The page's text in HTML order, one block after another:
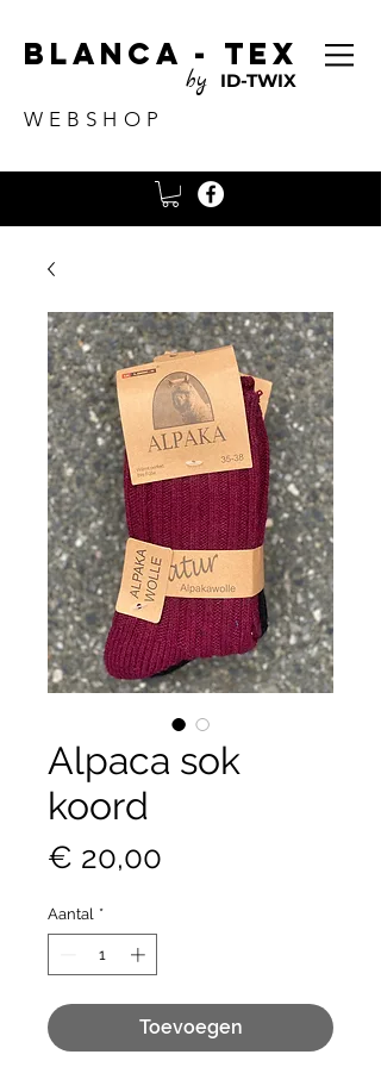
Blanca - tex
by ID-TWIX
WEBSHOP
Alpaca sok
koord
€ 20,00
Aantal *
Toevoegen